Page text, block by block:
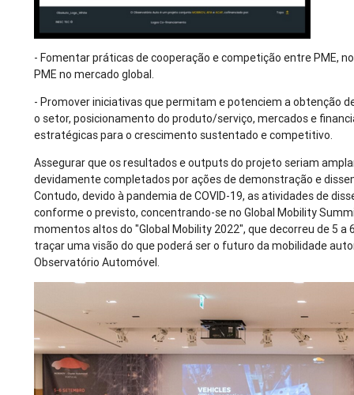
- Fomentar práticas de cooperação e competição entre PME,
PME no mercado global.
- Promover iniciativas que permitam e potenciem a obtenção
o setor, posicionamento do produto/serviço, mercados e
estratégicas para o crescimento sustentado e competitivo.
Assegurar que os resultados e outputs do projeto seriam
devidamente completados por ações de demonstração e
Contudo, devido à pandemia de COVID-19, as atividades de
conforme o previsto, concentrando-se no Global Mobility
momentos altos do "Global Mobility 2022", que decorreu de 5 a
traçar uma visão do que poderá ser o futuro da mobilidade
Observatório Automóvel.